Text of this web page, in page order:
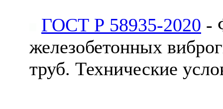
ГОСТ Р 58935-2020 -
железобетонных
труб. Технические